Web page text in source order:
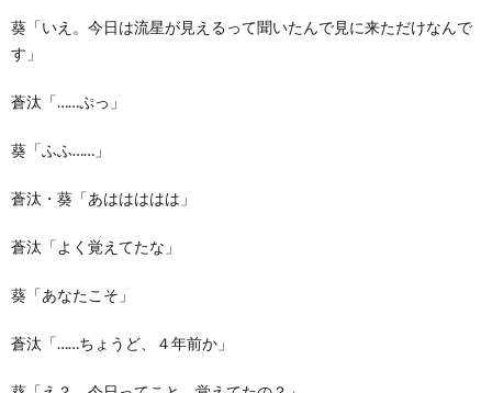
葵「いえ。今日は流星が見えるって聞いたんで見に来ただけなんで
す」
蒼汰「……ぷっ」
葵「ふふ……」
蒼汰・葵「あははははは」
蒼汰「よく覚えてたな」
葵「あなたこそ」
蒼汰「……ちょうど、４年前か」